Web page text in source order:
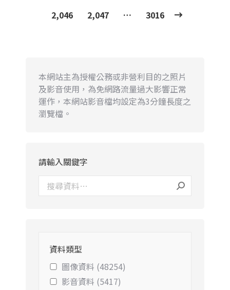
2,046
2,047 … 3016
本網站主為授權公務或非營利目的之照片
及影音使用，為免網路流量過大影響正常
運作，本網站影音檔均設定為3分鐘長度之
瀏覽檔。
請輸入關鍵字
資料類型
圖像資料 (48254)
影音資料 (5417)